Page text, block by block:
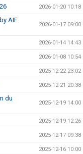
2026-01-20 10:18
AIF
2026-01-17 09:00
2026-01-14 14:43
2026-01-08 10:54
2025-12-22 23:02
2025-12-21 20:38
du
2025-12-19 14:00
2025-12-19 12:26
2025-12-17 09:38
2025-12-16 10:00